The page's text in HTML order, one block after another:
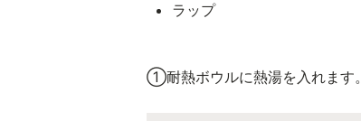
ラップ
①耐熱ボウルに熱湯を入れます。